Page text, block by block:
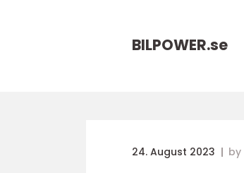
BILPOWER.se
24. August 2023 by